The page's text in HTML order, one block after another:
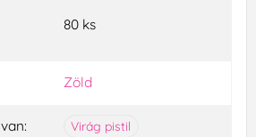
80 ks
Zöld
Virág pistil